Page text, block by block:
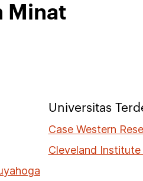
Minat
Universitas
Case Western
Cleveland